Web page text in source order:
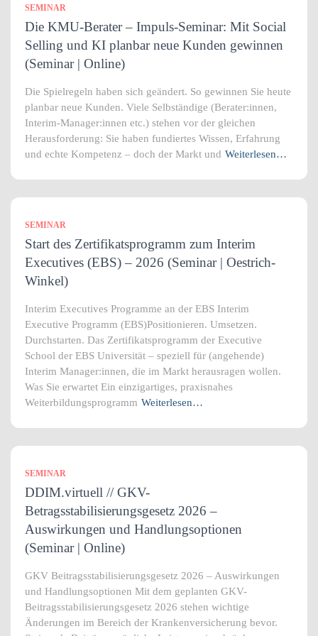
SEMINAR
Die KMU-Berater – Impuls-Seminar: Mit Social
Selling und KI planbar neue Kunden gewinnen
(Seminar | Online)
Die Spielregeln haben sich geändert. So gewinnen Sie heute
planbar neue Kunden. Viele Selbständige (Berater:innen,
Interim-Manager:innen etc.) stehen vor der gleichen
Herausforderung: Sie haben fundiertes Wissen, Erfahrung
und echte Kompetenz – doch der Markt und Weiterlesen…
SEMINAR
Start des Zertifikatsprogramm zum Interim
Executives (EBS) – 2026 (Seminar | Oestrich-
Winkel)
Interim Executives Programme an der EBS Interim
Executive Programm (EBS)Positionieren. Umsetzen.
Durchstarten. Das Zertifikatsprogramm der Executive
School der EBS Universität – speziell für (angehende)
Interim Manager:innen, die im Markt herausragen wollen.
Was Sie erwartet Ein einzigartiges, praxisnahes
Weiterbildungsprogramm Weiterlesen…
SEMINAR
DDIM.virtuell // GKV-
Betragsstabilisierungsgesetz 2026 –
Auswirkungen und Handlungsoptionen
(Seminar | Online)
GKV Beitragsstabilisierungsgesetz 2026 – Auswirkungen
und Handlungsoptionen Mit dem geplanten GKV-
Beitragsstabilisierungsgesetz 2026 stehen wichtige
Änderungen im Bereich der Krankenversicherung bevor.